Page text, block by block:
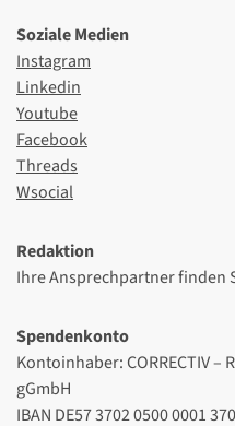
Soziale Medien
Instagram
Linkedin
Youtube
Facebook
Threads
Wsocial
Redaktion
Ihre Ansprechpartner finden
Spendenkonto
Kontoinhaber: CORRECTIV
gGmbH
IBAN DE57 3702 0500 0001